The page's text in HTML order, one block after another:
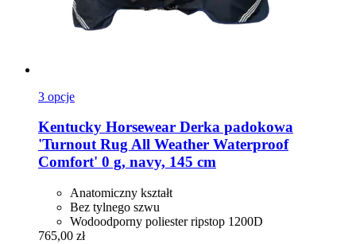
3 opcje
Kentucky Horsewear Derka padokowa
'Turnout Rug All Weather Waterproof
Comfort' 0 g, navy, 145 cm
Anatomiczny kształt
Bez tylnego szwu
Wodoodporny poliester ripstop 1200D
765,00 zł